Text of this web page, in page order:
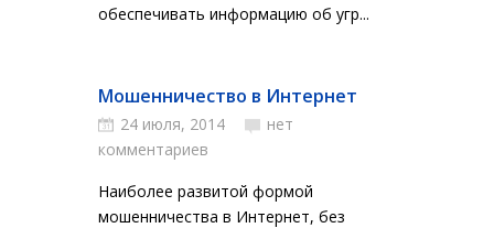
обеспечивать информацию об угр...
Мошенничество в Интернет
24 июля, 2014
нет
комментариев
Наиболее развитой формой
мошенничества в Интернет, без